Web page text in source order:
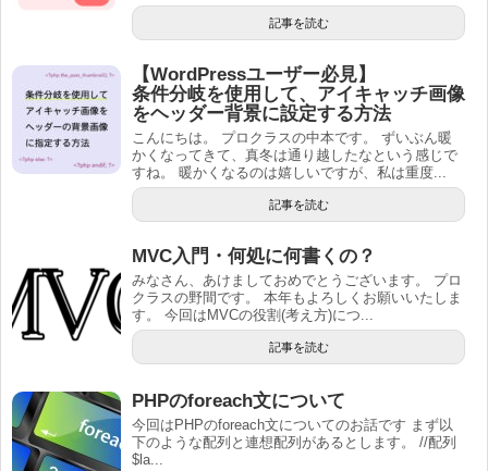
記事を読む
【WordPressユーザー必見】
条件分岐を使用して、アイキャッチ画像
をヘッダー背景に設定する方法
こんにちは。 プロクラスの中本です。 ずいぶん暖
かくなってきて、真冬は通り越したなという感じで
すね。 暖かくなるのは嬉しいですが、私は重度...
記事を読む
MVC入門・何処に何書くの？
みなさん、あけましておめでとうございます。 プロ
クラスの野間です。 本年もよろしくお願いいたしま
す。 今回はMVCの役割(考え方)につ...
記事を読む
PHPのforeach文について
今回はPHPのforeach文についてのお話です まず以
下のような配列と連想配列があるとします。 //配列
$la...